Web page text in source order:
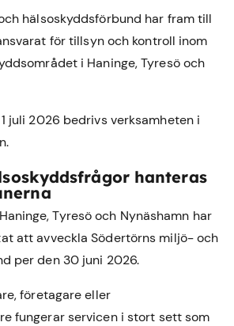
hälsoskyddsförbund har fram till
för tillsyn och kontroll inom
i Haninge,Tyresöoch
juli 2026 bedrivs verksamheten i
hanteras
Tyresö och Nynäshamn har
att avveckla Södertörns miljö- och
per den 30 juni 2026.
företagare eller
fungerar servicen i stort sett som